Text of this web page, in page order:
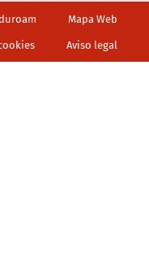
Mapa Web
Aviso legal